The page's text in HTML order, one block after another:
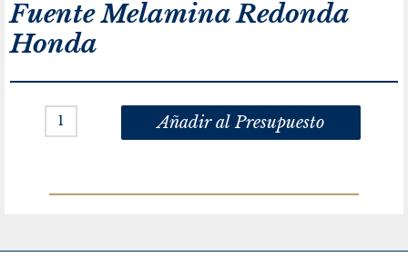
Fuente Melamina Redonda
Honda
Añadir al Presupuesto